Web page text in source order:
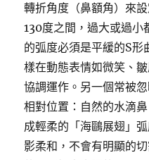
轉折角度（鼻額角）來
130度之間，過大或過小
的弧度必須是平緩的S
樣在動態表情如微笑、
協調運作。另一個常被
相對位置：自然的水滴
成輕柔的「海鷗展翅」
影柔和，不會有明顯的